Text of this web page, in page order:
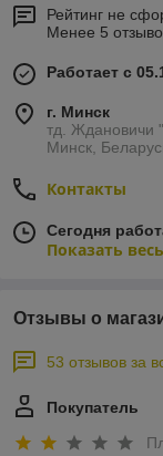
Рейтинг не
Менее 5
Работает с
г. Минск
тд. Ждановичи
Минск,
Контакты
Сегодня
Показать
Отзывы о
53 отзывов за
Покупатель